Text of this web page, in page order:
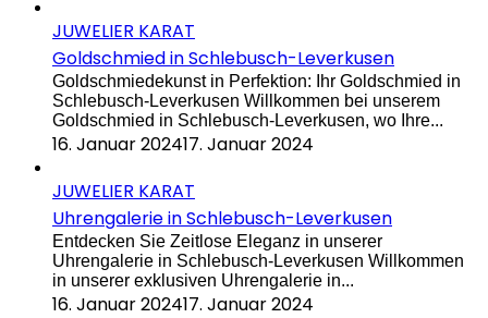
JUWELIER KARAT
Goldschmied in Schlebusch-Leverkusen
Goldschmiedekunst in Perfektion: Ihr Goldschmied in
Schlebusch-Leverkusen Willkommen bei unserem
Goldschmied in Schlebusch-Leverkusen, wo Ihre...
16. Januar 202417. Januar 2024
JUWELIER KARAT
Uhrengalerie in Schlebusch-Leverkusen
Entdecken Sie Zeitlose Eleganz in unserer
Uhrengalerie in Schlebusch-Leverkusen Willkommen
in unserer exklusiven Uhrengalerie in...
16. Januar 202417. Januar 2024